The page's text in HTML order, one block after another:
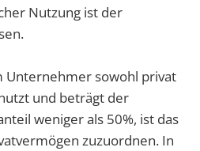
Nutzung ist der
Unternehmer sowohl privat
und beträgt der
weniger als 50%, ist das
zuzuordnen. In